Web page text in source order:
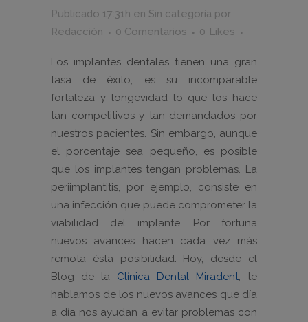
Publicado 17:31h en Sin categoría por
Redacción
0 Comentarios 0 Likes
Los implantes dentales tienen una gran
tasa de éxito, es su incomparable
fortaleza y longevidad lo que los hace
tan competitivos y tan demandados por
nuestros pacientes. Sin embargo, aunque
el porcentaje sea pequeño, es posible
que los implantes tengan problemas. La
periimplantitis, por ejemplo, consiste en
una infección que puede comprometer la
viabilidad del implante. Por fortuna
nuevos avances hacen cada vez más
remota ésta posibilidad. Hoy, desde el
Blog de la Clínica Dental Miradent, te
hablamos de los nuevos avances que día
a día nos ayudan a evitar problemas con